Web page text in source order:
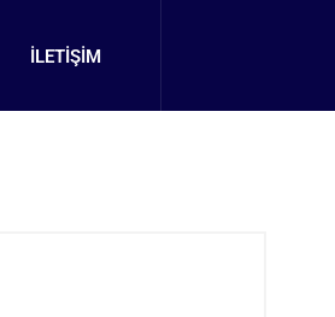
İLETİŞİM